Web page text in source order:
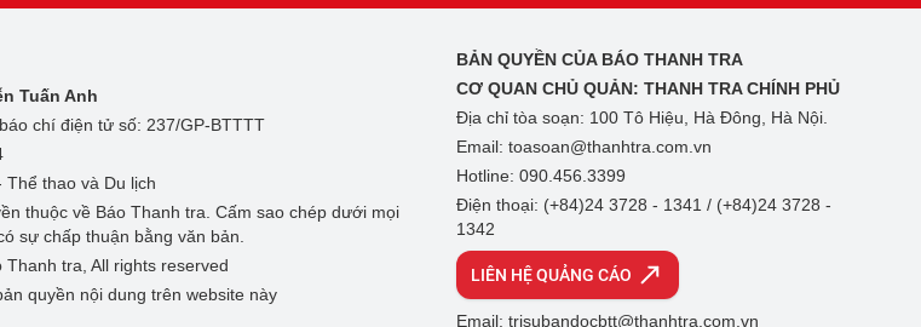
Tuấn Anh
chí điện tử số: 237/GP-BTTTT
Thể thao và Du lịch
thuộc về Báo Thanh tra. Cấm sao chép dưới mọi
sự chấp thuận bằng văn bản.
tra, All rights reserved
quyền nội dung trên website này
BẢN QUYỀN CỦA BÁO THANH TRA
CƠ QUAN CHỦ QUẢN: THANH TRA CHÍNH PHỦ
Địa chỉ tòa soạn: 100 Tô Hiệu, Hà Đông, Hà Nội.
Email: toasoan@thanhtra.com.vn
Hotline: 090.456.3399
Điện thoại: (+84)24 3728 - 1341 / (+84)24 3728 -
1342
LIÊN HỆ QUẢNG CÁO
Email: trisubandocbtt@thanhtra.com.vn